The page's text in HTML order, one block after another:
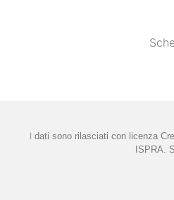
I dati sono rilasciati con licenza
ISPRA.